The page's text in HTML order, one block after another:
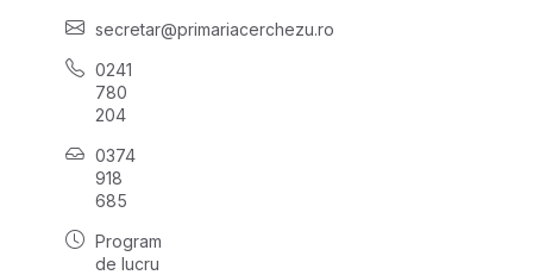
secretar@primariacerchezu.ro
0241
780
204
0374
918
685
Program
de lucru